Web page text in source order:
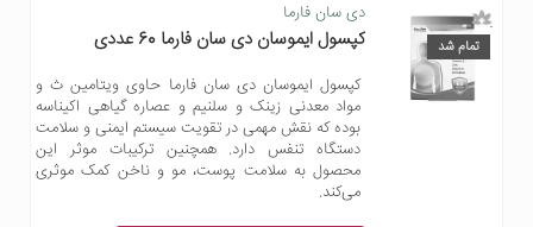
تمام شد
دی سان فارما
کپسول ایموسان دی سان فارما 60 عددی
کپسول ایموسان دی سان فارما حاوی ویتامین ث و
مواد معدنی زینک و سلنیم و عصاره گیاهی اکیناسه
بوده که نقش مهمی در تقویت سیستم ایمنی و سلامت
دستگاه تنفس دارد. همچنین ترکیبات موثر این
محصول به سلامت پوست، مو و ناخن کمک موثری
می‌کند.